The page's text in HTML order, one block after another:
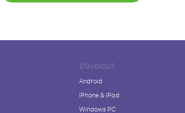
STÁHNOUT
Android
iPhone & iPad
Windows PC